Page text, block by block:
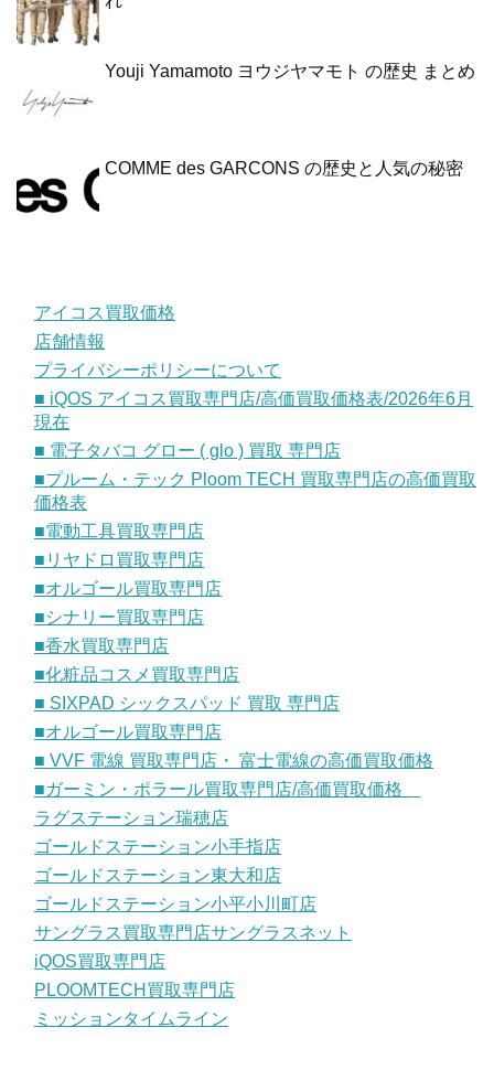
Youji Yamamoto ヨウジヤマモト の歴史 まとめ
COMME des GARCONS の歴史と人気の秘密
アイコス買取価格
店舗情報
プライバシーポリシーについて
■ iQOS アイコス買取専門店/高価買取価格表/2026年6月
現在
■ 電子タバコ グロー ( glo ) 買取 専門店
■プルーム・テック Ploom TECH 買取専門店の高価買取
価格表
■電動工具買取専門店
■リヤドロ買取専門店
■オルゴール買取専門店
■シナリー買取専門店
■香水買取専門店
■化粧品コスメ買取専門店
■ SIXPAD シックスパッド 買取 専門店
■オルゴール買取専門店
■ VVF 電線 買取専門店・ 富士電線の高価買取価格
■ガーミン・ポラール買取専門店/高価買取価格
ラグステーション瑞穂店
ゴールドステーション小手指店
ゴールドステーション東大和店
ゴールドステーション小平小川町店
サングラス買取専門店サングラスネット
iQOS買取専門店
PLOOMTECH買取専門店
ミッションタイムライン